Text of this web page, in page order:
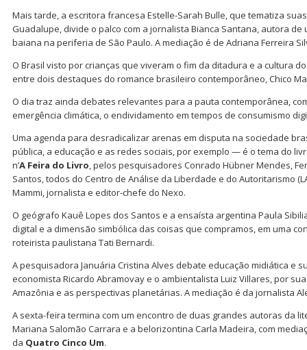
Mais tarde, a escritora francesa Estelle-Sarah Bulle, que tematiza
Guadalupe, divide o palco com a jornalista Bianca Santana, autora
baiana na periferia de São Paulo. A mediação é de Adriana Ferreira
O Brasil visto por crianças que viveram o fim da ditadura e a cultura
entre dois destaques do romance brasileiro contemporâneo, Chico
O dia traz ainda debates relevantes para a pauta contemporânea,
emergência climática, o endividamento em tempos de consumismo
Uma agenda para desradicalizar arenas em disputa na sociedade
pública, a educação e as redes sociais, por exemplo — é o tema do
n’A Feira do Livro, pelos pesquisadores Conrado Hübner Mendes,
Santos, todos do Centro de Análise da Liberdade e do Autoritarismo
Mammi, jornalista e editor-chefe do Nexo.
O geógrafo Kauê Lopes dos Santos e a ensaísta argentina Paula
digital e a dimensão simbólica das coisas que compramos, em uma
roteirista paulistana Tati Bernardi.
A pesquisadora Januária Cristina Alves debate educação midiática e
economista Ricardo Abramovay e o ambientalista Luiz Villares, por
Amazônia e as perspectivas planetárias. A mediação é da jornalista
A sexta-feira termina com um encontro de duas grandes autoras da
Mariana Salomão Carrara e a belorizontina Carla Madeira, com
da Quatro Cinco Um.